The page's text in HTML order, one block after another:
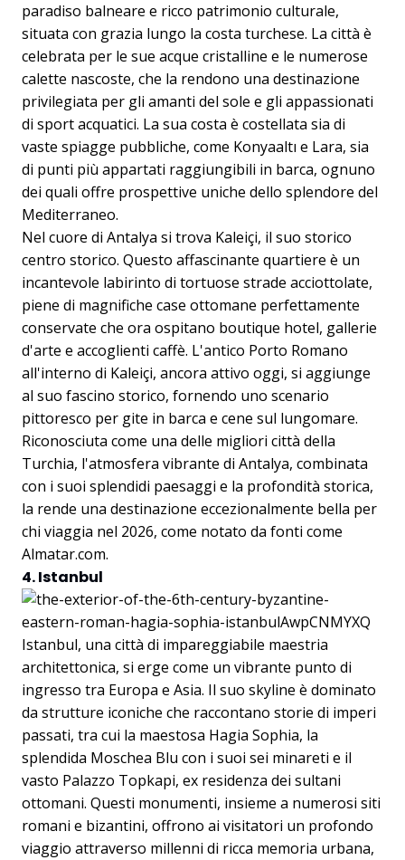
paradiso balneare e ricco patrimonio culturale,
situata con grazia lungo la costa turchese. La città è
celebrata per le sue acque cristalline e le numerose
calette nascoste, che la rendono una destinazione
privilegiata per gli amanti del sole e gli appassionati
di sport acquatici. La sua costa è costellata sia di
vaste spiagge pubbliche, come Konyaaltı e Lara, sia
di punti più appartati raggiungibili in barca, ognuno
dei quali offre prospettive uniche dello splendore del
Mediterraneo.
Nel cuore di Antalya si trova Kaleiçi, il suo storico
centro storico. Questo affascinante quartiere è un
incantevole labirinto di tortuose strade acciottolate,
piene di magnifiche case ottomane perfettamente
conservate che ora ospitano boutique hotel, gallerie
d'arte e accoglienti caffè. L'antico Porto Romano
all'interno di Kaleiçi, ancora attivo oggi, si aggiunge
al suo fascino storico, fornendo uno scenario
pittoresco per gite in barca e cene sul lungomare.
Riconosciuta come una delle migliori città della
Turchia, l'atmosfera vibrante di Antalya, combinata
con i suoi splendidi paesaggi e la profondità storica,
la rende una destinazione eccezionalmente bella per
chi viaggia nel 2026, come notato da fonti come
Almatar.com.
4. Istanbul
Istanbul, una città di impareggiabile maestria
architettonica, si erge come un vibrante punto di
ingresso tra Europa e Asia. Il suo skyline è dominato
da strutture iconiche che raccontano storie di imperi
passati, tra cui la maestosa Hagia Sophia, la
splendida Moschea Blu con i suoi sei minareti e il
vasto Palazzo Topkapi, ex residenza dei sultani
ottomani. Questi monumenti, insieme a numerosi siti
romani e bizantini, offrono ai visitatori un profondo
viaggio attraverso millenni di ricca memoria urbana,